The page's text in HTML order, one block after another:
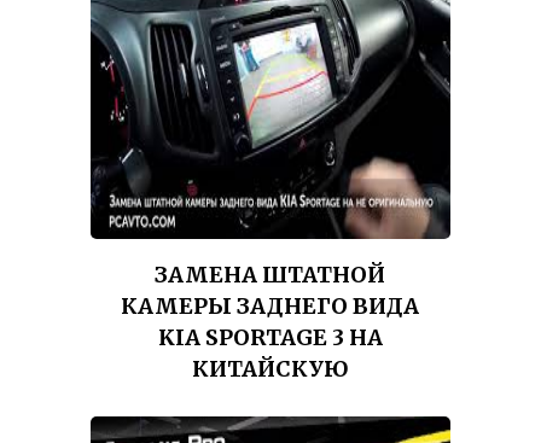
ЗАМЕНА ШТАТНОЙ
КАМЕРЫ ЗАДНЕГО ВИДА
KIA SPORTAGE 3 НА
КИТАЙСКУЮ